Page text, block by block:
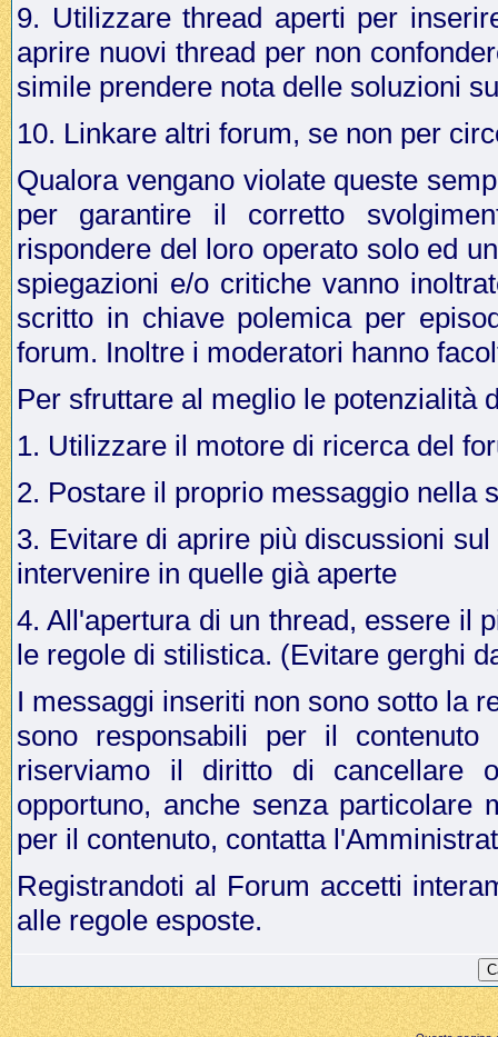
9. Utilizzare thread aperti per
aprire nuovi thread per non
simile prendere nota delle soluzioni
10. Linkare altri forum, se non per
Qualora vengano violate queste
per garantire il corretto
rispondere del loro operato solo ed
spiegazioni e/o critiche vanno
scritto in chiave polemica per
forum. Inoltre i moderatori hanno
Per sfruttare al meglio le potenzialità
1. Utilizzare il motore di ricerca del
2. Postare il proprio messaggio nella
3. Evitare di aprire più discussioni
intervenire in quelle già aperte
4. All'apertura di un thread, essere il
le regole di stilistica. (Evitare gerghi
I messaggi inseriti non sono sotto la
sono responsabili per il
riserviamo il diritto di cancellare
opportuno, anche senza particolare
per il contenuto, contatta
Registrandoti al Forum accetti
alle regole esposte.